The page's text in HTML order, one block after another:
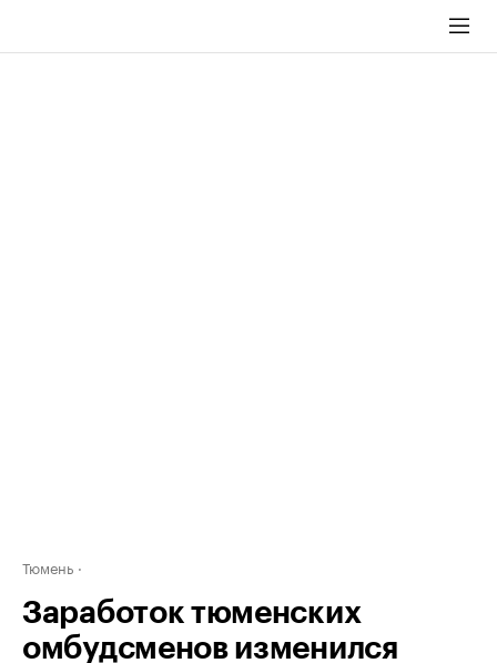
Тюмень
Заработок тюменских
омбудсменов изменился